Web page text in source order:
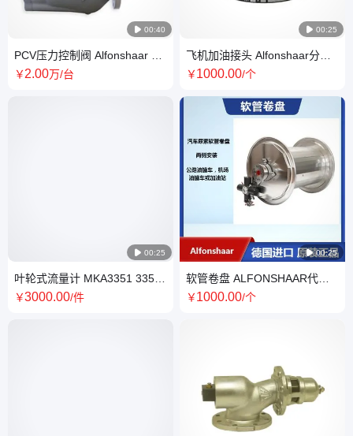
 00:40
PCV压力控制阀 Alfonshaar 用
于压力流量调节和呆德曼控制
￥2.00万/台
 00:25
叶轮式流量计 MKA3351 3350
2290 800 工业液体测量
￥3000.00/件
 00:25
飞机加油接头 Alfonshaar分销
商 连接加油车 用于压力控制干
￥1000.00/个
 00:25
软管卷盘 ALFONSHAAR代理
商 用于加油车罐车上胶管卷盘
￥1000.00/个